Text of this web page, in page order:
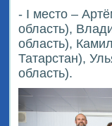
- I место –
область),
область),
Татарстан),
область).